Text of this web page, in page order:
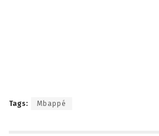
Tags: Mbappé